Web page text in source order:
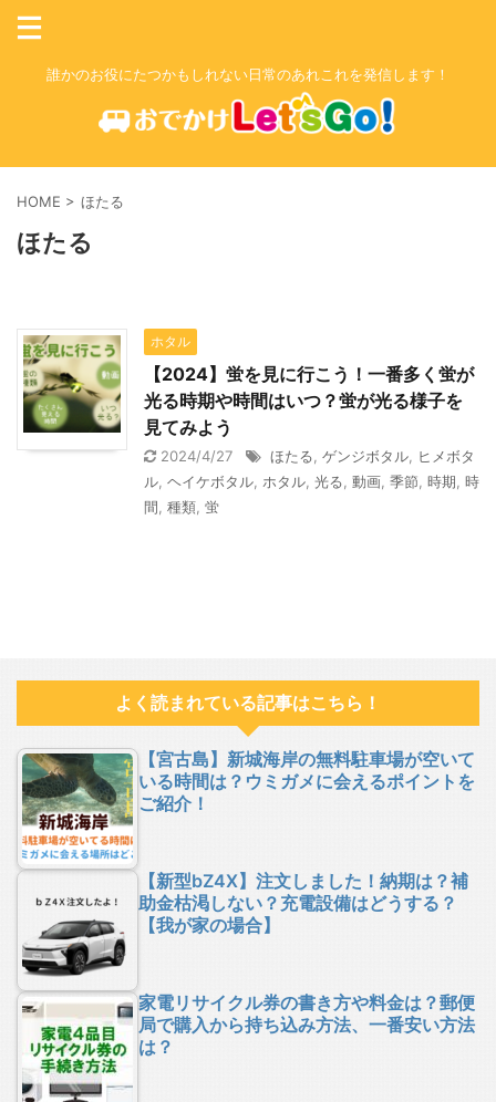
誰かのお役にたつかもしれない日常のあれこれを発信します！
HOME > ほたる
ほたる
ホタル
【2024】蛍を見に行こう！一番多く蛍が
光る時期や時間はいつ？蛍が光る様子を
見てみよう
2024/4/27 ほたる ゲンジボタル
ヒメボタ
ル ヘイケボタル ホタル 光る 動画 季節 時期 時
間 種類 蛍
よく読まれている記事はこちら！
【宮古島】新城海岸の無料駐車場が空いて
いる時間は？ウミガメに会えるポイントを
ご紹介！
【新型bZ4X】注文しました！納期は？補
助金枯渇しない？充電設備はどうする？
【我が家の場合】
家電リサイクル券の書き方や料金は？郵便
局で購入から持ち込み方法、一番安い方法
は？